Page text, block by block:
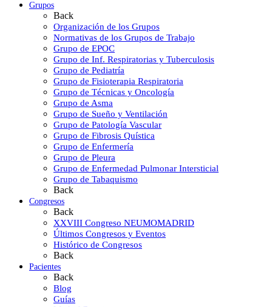
Grupos
Back
Organización de los Grupos
Normativas de los Grupos de Trabajo
Grupo de EPOC
Grupo de Inf. Respiratorias y Tuberculosis
Grupo de Pediatría
Grupo de Fisioterapia Respiratoria
Grupo de Técnicas y Oncología
Grupo de Asma
Grupo de Sueño y Ventilación
Grupo de Patología Vascular
Grupo de Fibrosis Quística
Grupo de Enfermería
Grupo de Pleura
Grupo de Enfermedad Pulmonar Intersticial
Grupo de Tabaquismo
Back
Congresos
Back
XXVIII Congreso NEUMOMADRID
Últimos Congresos y Eventos
Histórico de Congresos
Back
Pacientes
Back
Blog
Guías